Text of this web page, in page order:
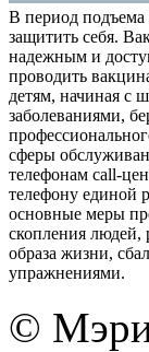
В период подъема
защитить себя.
надежным и
проводить
детям, начиная с
заболеваниями,
сферы
телефонам call-
телефону единой
основные меры
скопления людей,
образа жизни,
упражнениями.
©